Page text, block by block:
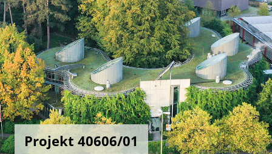
Projekt 40606/01